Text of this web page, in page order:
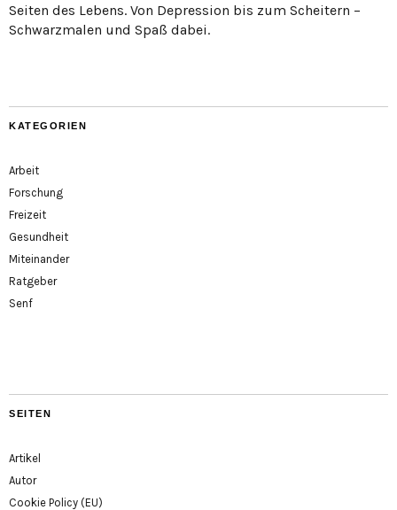
Seiten des Lebens. Von Depression bis zum Scheitern –
Schwarzmalen und Spaß dabei.
KATEGORIEN
Arbeit
Forschung
Freizeit
Gesundheit
Miteinander
Ratgeber
Senf
SEITEN
Artikel
Autor
Cookie Policy (EU)